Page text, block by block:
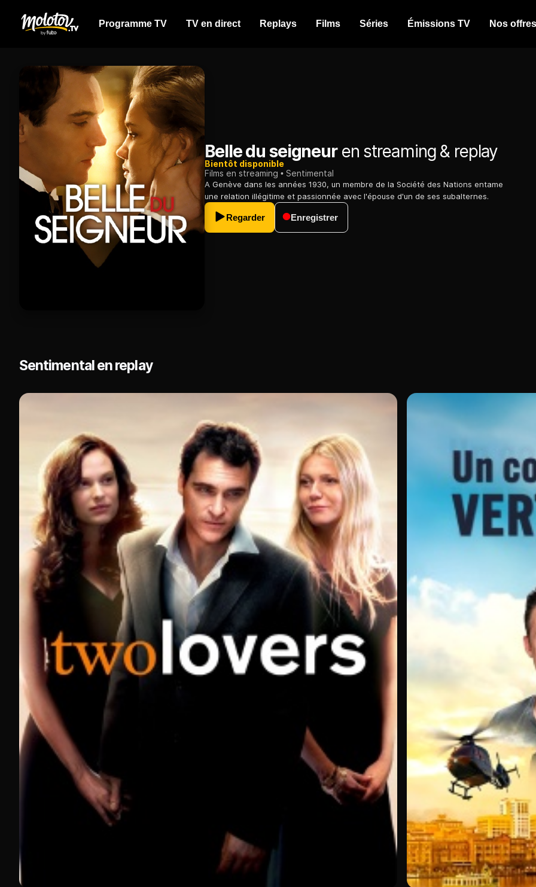
Programme TV TV en direct Replays Films Séries Émissions TV Nos offres
Belle du seigneuren streaming & replay
Bientôt disponible
Films en streaming
Sentimental
A Genève dans les années 1930, un membre de la Société des Nations entame
une relation illégitime et passionnée avec l'épouse d'un de ses subalternes.
Regarder Enregistrer
Sentimental en replay